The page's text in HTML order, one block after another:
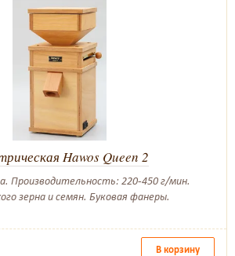
Hawos Queen 2
Производительность: 220-450 г/мин.
зерна и семян. Буковая фанеры.
В корзину